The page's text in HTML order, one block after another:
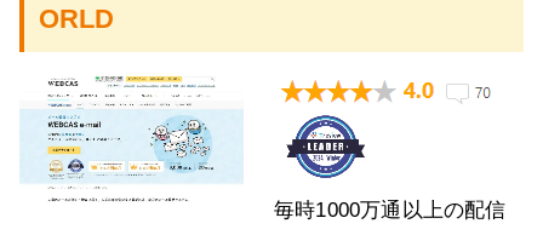
ORLD
毎時1000万通以上の配信